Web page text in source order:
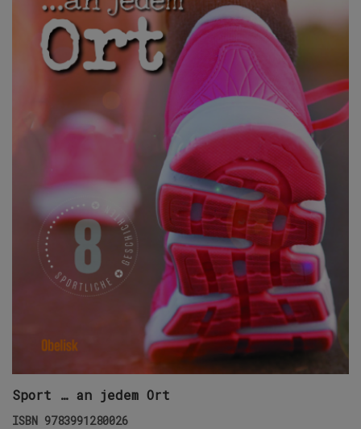
Sport … an jedem Ort
ISBN 9783991280026